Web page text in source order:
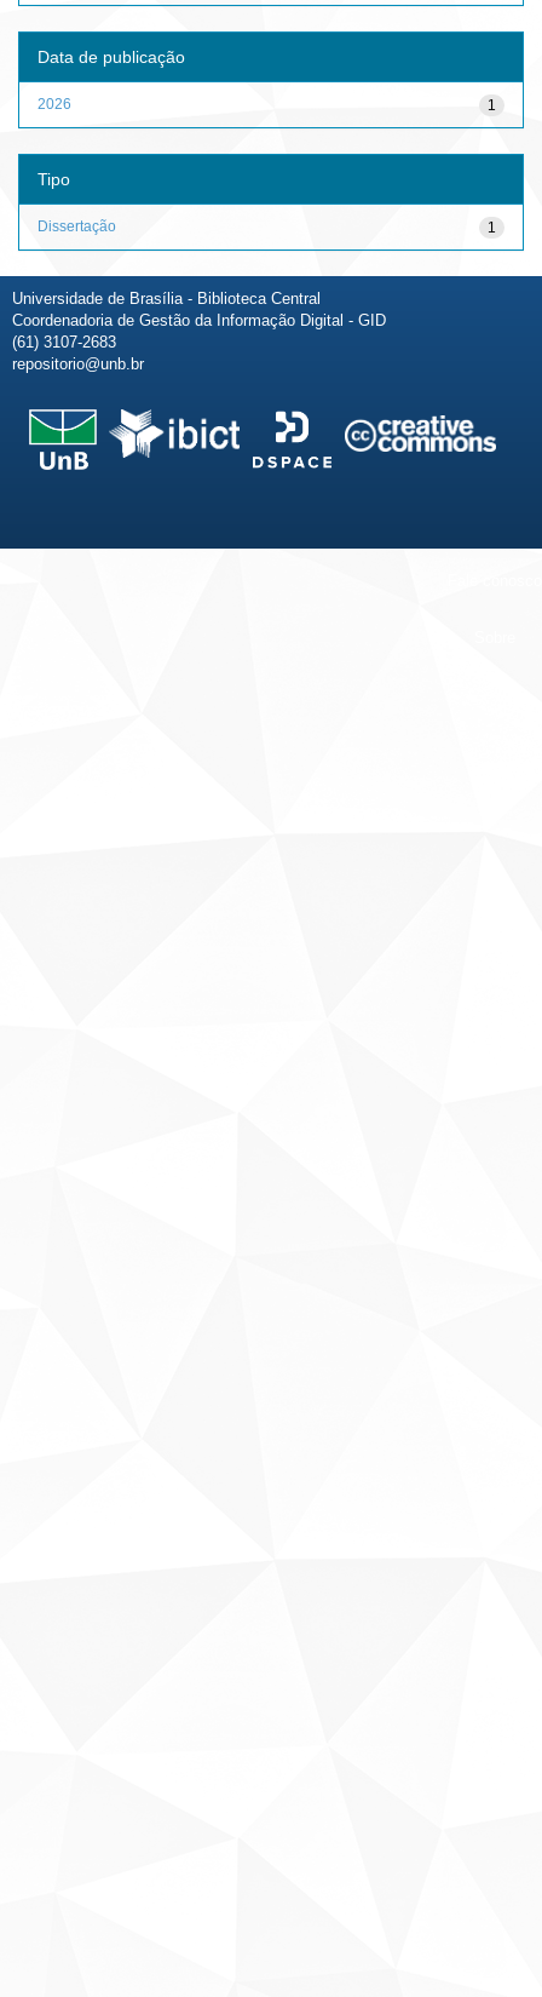
Data de publicação
1
2026
Tipo
1
Dissertação
Universidade de Brasília - Biblioteca Central
Coordenadoria de Gestão da Informação Digital - GID
(61) 3107-2683
repositorio@unb.br